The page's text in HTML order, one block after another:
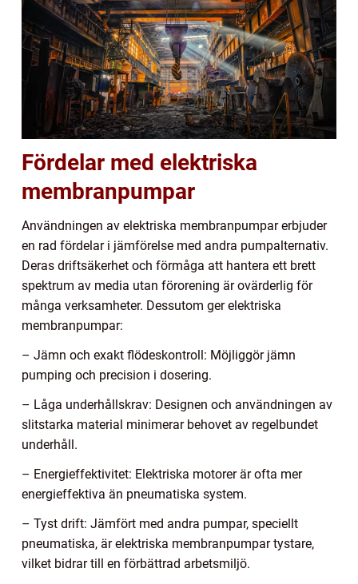
Fördelar med elektriska
membranpumpar
Användningen av elektriska membranpumpar erbjuder
en rad fördelar i jämförelse med andra pumpalternativ.
Deras driftsäkerhet och förmåga att hantera ett brett
spektrum av media utan förorening är ovärderlig för
många verksamheter. Dessutom ger elektriska
membranpumpar:
– Jämn och exakt flödeskontroll: Möjliggör jämn
pumping och precision i dosering.
– Låga underhållskrav: Designen och användningen av
slitstarka material minimerar behovet av regelbundet
underhåll.
– Energieffektivitet: Elektriska motorer är ofta mer
energieffektiva än pneumatiska system.
– Tyst drift: Jämfört med andra pumpar, speciellt
pneumatiska, är elektriska membranpumpar tystare,
vilket bidrar till en förbättrad arbetsmiljö.